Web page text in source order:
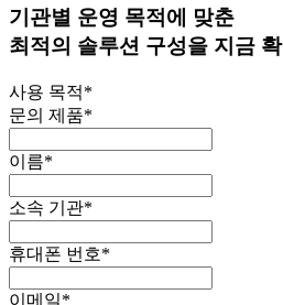
기관별 운영 목적에 맞춘
최적의 솔루션 구성을 지금
사용 목적*
문의 제품*
이름*
소속 기관*
휴대폰 번호*
이메일*